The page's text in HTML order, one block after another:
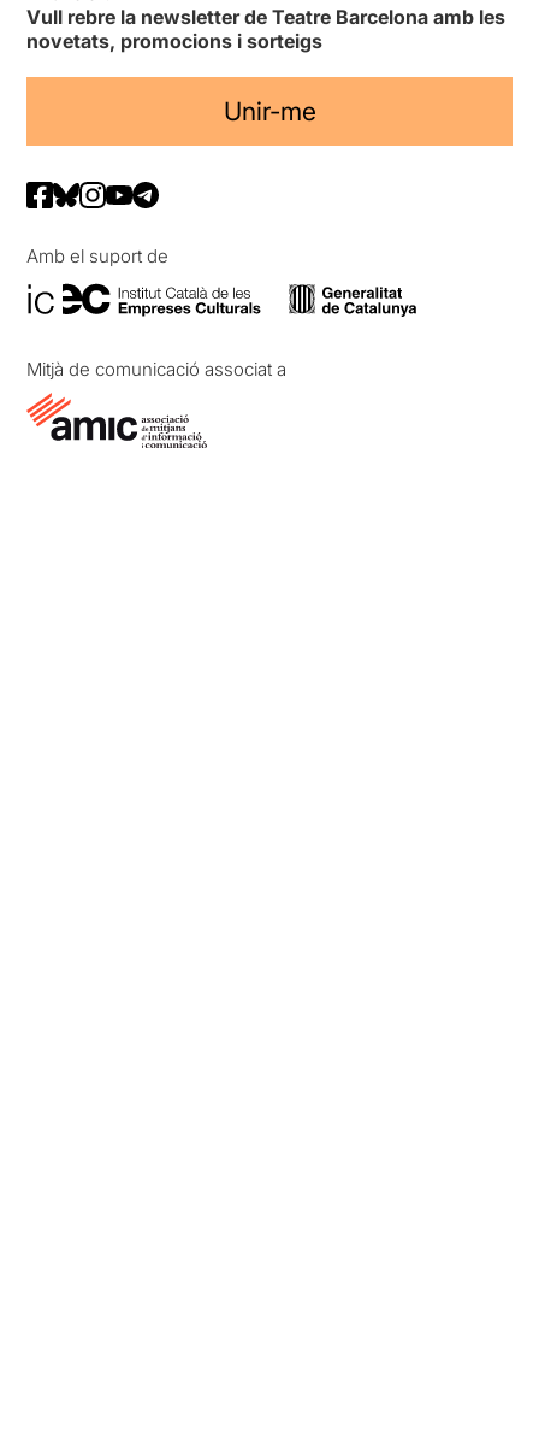
Vull rebre la newsletter de Teatre Barcelona amb les
novetats, promocions i sorteigs
Unir-me
Amb el suport de
Mitjà de comunicació associat a